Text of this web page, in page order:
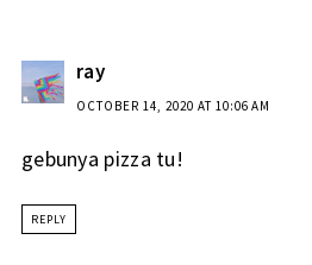
ray
OCTOBER 14, 2020 AT 10:06 AM
gebunya pizza tu!
REPLY